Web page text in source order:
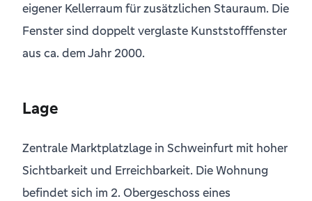
eigener Kellerraum für zusätzlichen Stauraum. Die
Fenster sind doppelt verglaste Kunststofffenster
aus ca. dem Jahr 2000.
Lage
Zentrale Marktplatzlage in Schweinfurt mit hoher
Sichtbarkeit und Erreichbarkeit. Die Wohnung
befindet sich im 2. Obergeschoss eines